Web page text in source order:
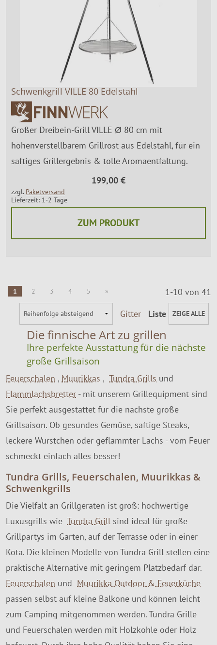
Schwenkgrill VILLE 80 Edelstahl
Großer Dreibein-Grill VILLE Ø 80 cm mit
höhenverstellbarem Grillrost aus Edelstahl, für ein
saftiges Grillergebnis & tolle Aromaentfaltung.
199,00 €
zzgl. Paketversand
Lieferzeit: 1-2 Tage
ZUM PRODUKT
1 2 3 4 5 »
1-10 von 41
Gitter
Liste ZEIGE ALLE
Die finnische Art zu grillen
Ihre perfekte Ausstattung für die nächste
große Grillsaison
Feuerschalen , Muurikkas , Tundra Grills und
Flammlachsbretter - mit unserem Grillequipment sind
Sie perfekt ausgestattet für die nächste große
Grillsaison. Ob gesundes Gemüse, saftige Steaks,
leckere Würstchen oder geflammter Lachs - vom Feuer
schmeckt einfach alles besser!
Tundra Grills, Feuerschalen, Muurikkas &
Schwenkgrills
Die Vielfalt an Grillgeräten ist groß: hochwertige
Luxusgrills wie Tundra Grill sind ideal für große
Grillpartys im Garten, auf der Terrasse oder in einer
Kota. Die kleinen Modelle von Tundra Grill stellen eine
praktische Alternative mit geringem Platzbedarf dar.
Feuerschalen und Muurikka Outdoor & Feuerküche
passen selbst auf kleine Balkone und können leicht
zum Camping mitgenommen werden. Tundra Grille
und Feuerschalen werden mit Holzkohle oder Holz